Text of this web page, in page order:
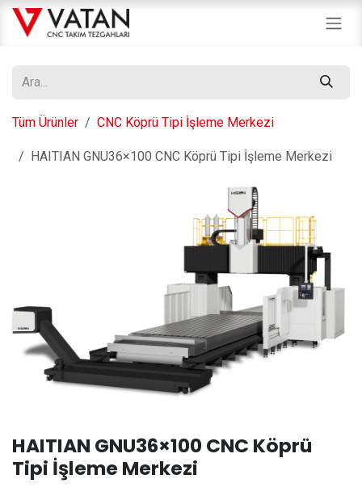
İçereği Atla
Tüm Ürünler CNC Köprü Tipi İşleme Merkezi
HAITIAN GNU36×100 CNC Köprü Tipi İşleme Merkezi
HAITIAN GNU36×100 CNC Köprü
Tipi İşleme Merkezi